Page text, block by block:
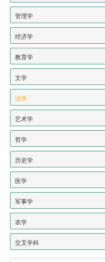
管理学
经济学
教育学
文学
法学
艺术学
哲学
历史学
医学
军事学
农学
交叉学科